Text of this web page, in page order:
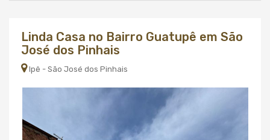
Linda Casa no Bairro Guatupê em São
José dos Pinhais
Ipê - São José dos Pinhais